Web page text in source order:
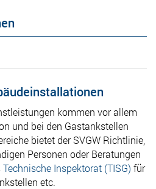
kommen vor allem
und bei den Gastankstellen
bietet der SVGW Richtlinie,
Personen oder Beratungen
Technische Inspektorat (TISG) für
etc.